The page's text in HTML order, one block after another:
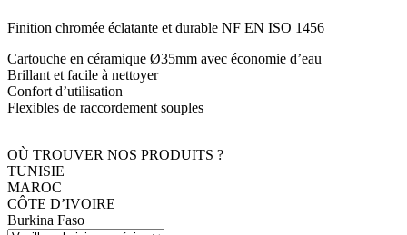
Finition chromée éclatante et durable NF EN ISO 1456
Cartouche en céramique Ø35mm avec économie d’eau
Brillant et facile à nettoyer
Confort d’utilisation
Flexibles de raccordement souples
OÙ TROUVER NOS PRODUITS ?
TUNISIE
MAROC
CÔTE D’IVOIRE
Burkina Faso